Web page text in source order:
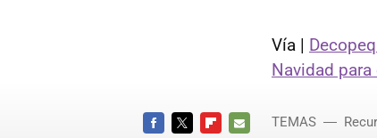
Vía |
Navidad
TEMAS